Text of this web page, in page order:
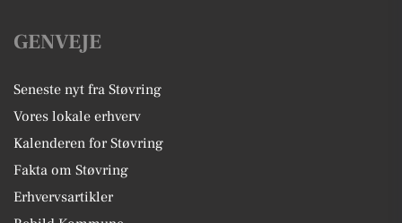
GENVEJE
Seneste nyt fra Støvring
Vores lokale erhverv
Kalenderen for Støvring
Fakta om Støvring
Erhvervsartikler